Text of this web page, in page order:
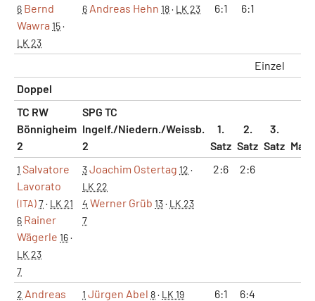
6 Bernd
Wawra 15·
LK 23
6 Andreas Hehn 18· LK 23 6:1 6:1
Einzel
Doppel
TC RW
Bönnigheim
2
SPG TC
Ingelf./Niedern./Weissb.
2
1.
Satz
2.
Satz
3.
Satz
1 Salvatore
Lavorato
(ITA)7· LK 21
6 Rainer
Wägerle 16·
LK 23
7
3Joachim Ostertag 12 ·
LK 22
4 Werner Grüb 13· LK 23
7
2:6 2:6
2 Andreas
1 Jürgen Abel 8· LK 19
6:1 6:4